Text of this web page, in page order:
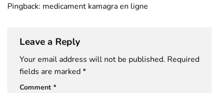
Pingback: medicament kamagra en ligne
Leave a Reply
Your email address will not be published. Required
fields are marked*
Comment *